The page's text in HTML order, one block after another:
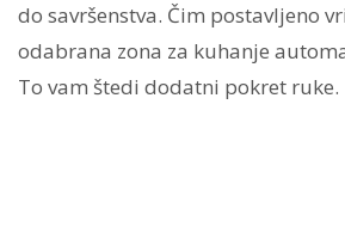
do savršenstva. Čim postavljeno
odabrana zona za kuhanje
To vam štedi dodatni pokret ruke.